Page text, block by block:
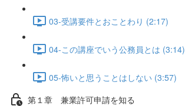
03-受講要件とおことわり (2:17)
04-この講座でいう公務員とは (3:14)
05-怖いと思うことはしない (3:57)
第１章 兼業許可申請を知る